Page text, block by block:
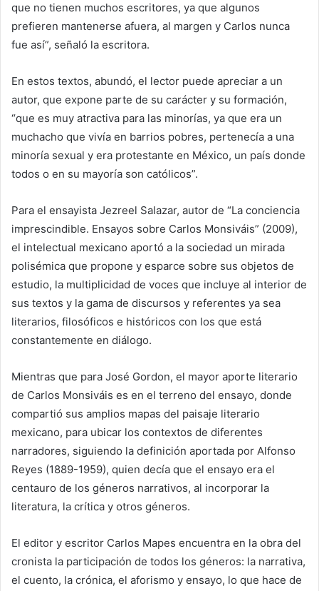
que no tienen muchos escritores, ya que algunos
prefieren mantenerse afuera, al margen y Carlos nunca
fue así”, señaló la escritora.
En estos textos, abundó, el lector puede apreciar a un
autor, que expone parte de su carácter y su formación,
“que es muy atractiva para las minorías, ya que era un
muchacho que vivía en barrios pobres, pertenecía a una
minoría sexual y era protestante en México, un país donde
todos o en su mayoría son católicos”.
Para el ensayista Jezreel Salazar, autor de “La conciencia
imprescindible. Ensayos sobre Carlos Monsiváis” (2009),
el intelectual mexicano aportó a la sociedad un mirada
polisémica que propone y esparce sobre sus objetos de
estudio, la multiplicidad de voces que incluye al interior de
sus textos y la gama de discursos y referentes ya sea
literarios, filosóficos e históricos con los que está
constantemente en diálogo.
Mientras que para José Gordon, el mayor aporte literario
de Carlos Monsiváis es en el terreno del ensayo, donde
compartió sus amplios mapas del paisaje literario
mexicano, para ubicar los contextos de diferentes
narradores, siguiendo la definición aportada por Alfonso
Reyes (1889-1959), quien decía que el ensayo era el
centauro de los géneros narrativos, al incorporar la
literatura, la crítica y otros géneros.
El editor y escritor Carlos Mapes encuentra en la obra del
cronista la participación de todos los géneros: la narrativa,
el cuento, la crónica, el aforismo y ensayo, lo que hace de